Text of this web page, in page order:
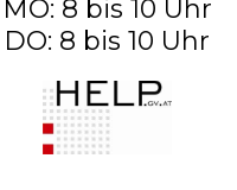
MO: 8 bis 10 Uhr
DO: 8 bis 10 Uhr